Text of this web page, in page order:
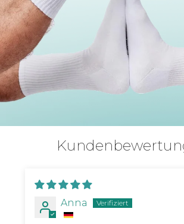
Anna